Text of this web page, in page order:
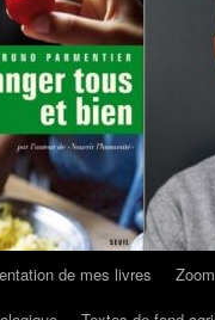
de mes livres